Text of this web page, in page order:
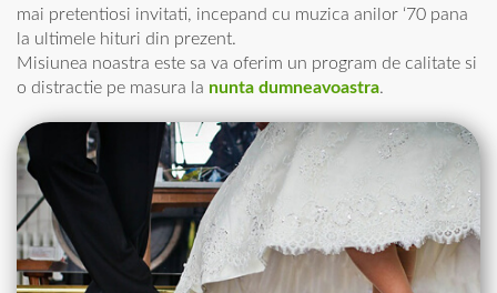
mai pretentiosi invitati, incepand cu muzica anilor ‘70 pana
la ultimele hituri din prezent.
Misiunea noastra este sa va oferim un program de calitate si
o distractie pe masura la nunta dumneavoastra.